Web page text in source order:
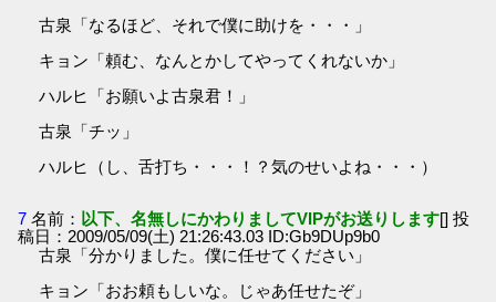
古泉「なるほど、それで僕に助けを・・・」
キョン「頼む、なんとかしてやってくれないか」
ハルヒ「お願いよ古泉君！」
古泉「チッ」
ハルヒ（し、舌打ち・・・！？気のせいよね・・・）
7 名前： 以下、名無しにかわりましてVIPがお送りします[] 投
稿日：2009/05/09(土) 21:26:43.03 ID:Gb9DUp9b0
古泉「分かりました。僕に任せてください」
キョン「おお頼もしいな。じゃあ任せたぞ」